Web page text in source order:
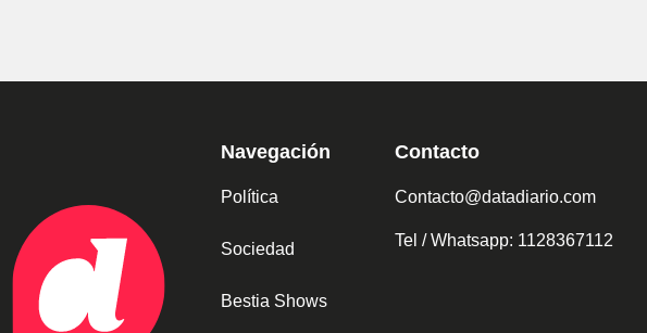
Navegación
Política
Sociedad
Bestia Shows
Contacto
Contacto@datadiario.com
Tel / Whatsapp: 1128367112